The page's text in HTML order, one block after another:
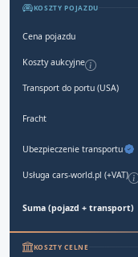
KOSZTY POJAZDU
Cena pojazdu
Koszty aukcyjne
Transport do portu (USA)
Fracht
Ubezpieczenie transportu
Usługa cars-world.pl (+VAT)
Suma (pojazd + transport)
KOSZTY CELNE